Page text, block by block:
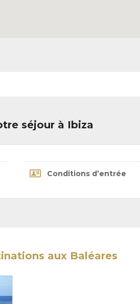
séjour à Ibiza
Conditions d’entrée
aux Baléares